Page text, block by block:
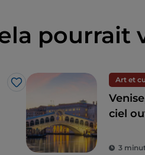
pourrait
J’aime
Art et
ciel
3